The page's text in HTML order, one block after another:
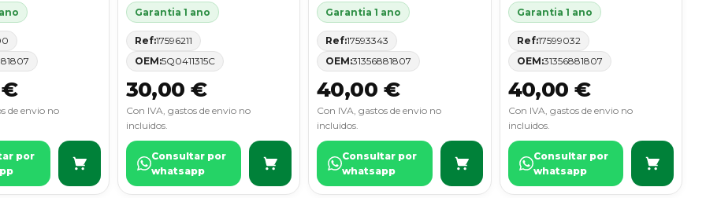
de envio no
por
Garantia 1 ano
Ref:17596211
OEM:5Q0411315C
30,00 €
Con IVA, gastos de envio no
incluidos.
Consultar por
whatsapp
Garantia 1 ano
Ref:17593343
OEM:31356881807
40,00 €
Con IVA, gastos de envio no
incluidos.
Consultar por
whatsapp
Garantia 1 ano
Ref:17599032
OEM:31356881807
40,00 €
Con IVA, gastos de envio no
incluidos.
Consultar por
whatsapp